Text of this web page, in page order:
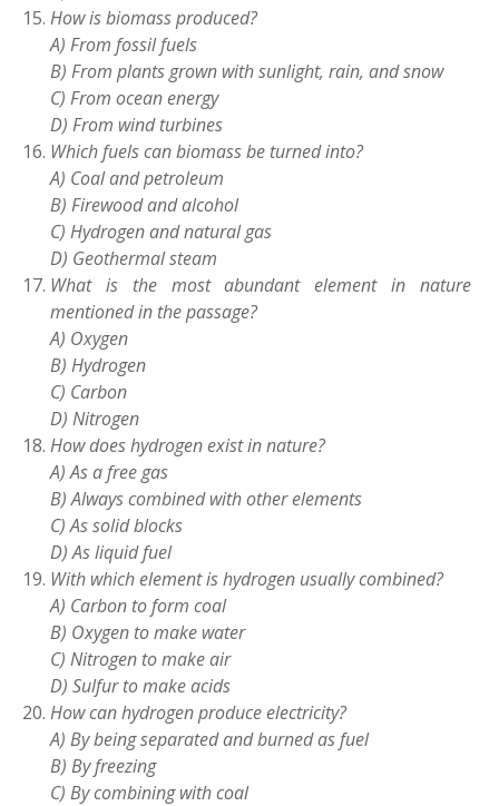
How is biomass produced?
A) From fossil fuels
B) From plants grown with sunlight, rain, and snow
C) From ocean energy
D) From wind turbines
Which fuels can biomass be turned into?
A) Coal and petroleum
B) Firewood and alcohol
C) Hydrogen and natural gas
D) Geothermal steam
What is the most abundant element in nature
mentioned in the passage?
A) Oxygen
B) Hydrogen
C) Carbon
D) Nitrogen
How does hydrogen exist in nature?
A) As a free gas
B) Always combined with other elements
C) As solid blocks
D) As liquid fuel
With which element is hydrogen usually combined?
A) Carbon to form coal
B) Oxygen to make water
C) Nitrogen to make air
D) Sulfur to make acids
How can hydrogen produce electricity?
A) By being separated and burned as fuel
B) By freezing
C) By combining with coal